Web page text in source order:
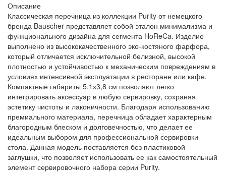
Описание
Классическая перечница из коллекции Purity от немецкого
бренда Bauscher представляет собой эталон минимализма и
функционального дизайна для сегмента HoReCa. Изделие
выполнено из высококачественного эко-костяного фарфора,
который отличается исключительной белизной, высокой
плотностью и устойчивостью к механическим повреждениям в
условиях интенсивной эксплуатации в ресторане или кафе.
Компактные габариты 5,1х3,8 см позволяют легко
интегрировать аксессуар в любую сервировку, сохраняя
эстетику чистоты и лаконичности. Благодаря использованию
премиального материала, перечница обладает характерным
благородным блеском и долговечностью, что делает ее
идеальным выбором для профессиональной сервировки
стола. Данная модель поставляется без пластиковой
заглушки, что позволяет использовать ее как самостоятельный
элемент сервировочного набора серии Purity.